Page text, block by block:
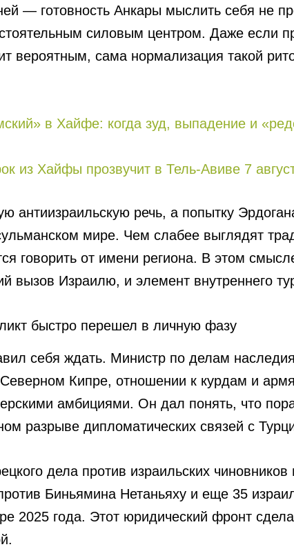
— готовность Анкары мыслить себя не
силовым центром. Даже если
вероятным, сама нормализация такой
в Хайфе: когда зуд, выпадение и
из Хайфы прозвучит в Тель-Авиве 7
антиизраильскую речь, а попытку
мире. Чем слабее выглядят
говорить от имени региона. В этом
вызов Израилю, и элемент внутреннего
быстро перешел в личную фазу
себя ждать. Министр по делам
Кипре, отношении к курдам и
амбициями. Он дал понять, что
разрыве дипломатических связей с
дела против израильских
Биньямина Нетаньяху и еще 35
2025 года. Этот юридический фронт